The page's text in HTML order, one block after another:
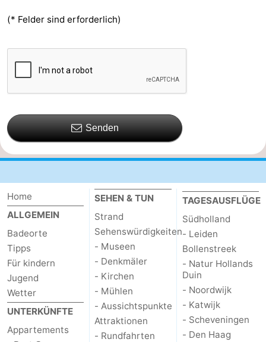
(* Felder sind erforderlich)
Senden
Home
ALLGEMEIN
Badeorte
Tipps
Für kindern
Jugend
Wetter
UNTERKÜNFTE
Appartements
SEHEN & TUN
Strand
Sehenswürdigkeiten
- Museen
- Denkmäler
- Kirchen
- Mühlen
- Aussichtspunkte
Attraktionen
- Rundfahrten
TAGESAUSFLÜGE
Südholland
- Leiden
Bollenstreek
- Natur Hollands
Duin
- Noordwijk
- Katwijk
- Scheveningen
- Den Haag